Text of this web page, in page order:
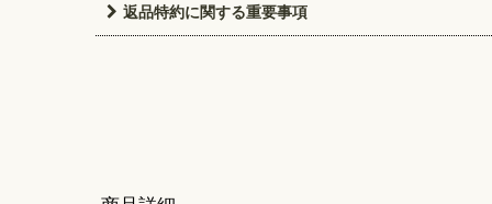
返品特約に関する重要事項